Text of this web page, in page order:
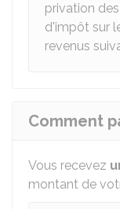
privation
d'impôt sur
revenus
Comment
Vous recevez
montant de